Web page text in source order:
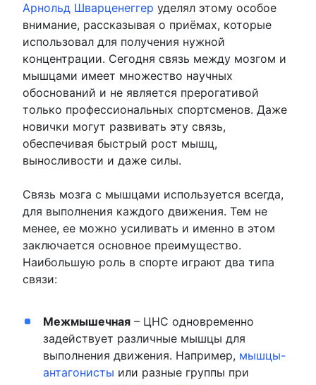
Арнольд Шварценеггер уделял этому особое
внимание, рассказывая о приёмах, которые
использовал для получения нужной
концентрации. Сегодня связь между мозгом и
мышцами имеет множество научных
обоснований и не является прерогативой
только профессиональных спортсменов. Даже
новички могут развивать эту связь,
обеспечивая быстрый рост мышц,
выносливости и даже силы.
Связь мозга с мышцами используется всегда,
для выполнения каждого движения. Тем не
менее, ее можно усиливать и именно в этом
заключается основное преимущество.
Наибольшую роль в спорте играют два типа
связи:
Межмышечная– ЦНС одновременно
задействует различные мышцы для
выполнения движения. Например, мышцы-
антагонисты или разные группы при